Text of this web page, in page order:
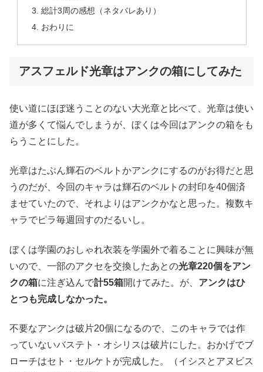
総計3周の感想（ネタバレあり）
おわりに
アスフェルド光章はアンクの箱にしてみた
使い道にほぼ迷うことのない大光章と比べて、光章は使い
道が多くて悩んでしまうが、ぼくは今回はアンクの箱をも
らうことにした。
光章はたぶん輝石のベルトかアンクにするのがお得だと思
うのだが、今回のキャラは輝石のベルトの封印を40個済
ませていたので、それよりはアンクかなと思った。複数キ
ャラでピラ毎週回すのだるいし。
ぼくは学園のおしゃれ衣装を学園外で着ることに興味が無
いので、一部のアクセを交換したあとの光章220個をアン
クの箱に注ぎ込んで計55箱開けてみた。が、 アンクはひ
とつも完成しなかった。
不要なアンクは破片20個になるので、このキャラでは作
っていないバステト・オシリスは破片にした。おかげでブ
ローチはセト・セルケトが完成した。（イシスとアヌビス